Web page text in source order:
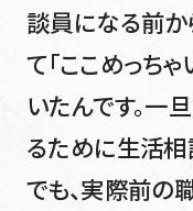
談員になる前か
て「ここめっちゃ
いたんです。一
るために生活相
でも、実際前の